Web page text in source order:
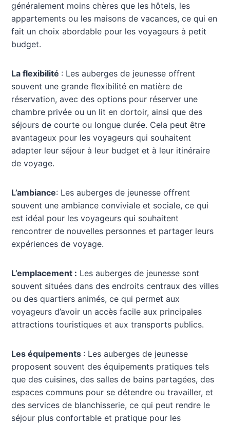
généralement moins chères que les hôtels, les
appartements ou les maisons de vacances, ce qui en
fait un choix abordable pour les voyageurs à petit
budget.
La flexibilité : Les auberges de jeunesse offrent
souvent une grande flexibilité en matière de
réservation, avec des options pour réserver une
chambre privée ou un lit en dortoir, ainsi que des
séjours de courte ou longue durée. Cela peut être
avantageux pour les voyageurs qui souhaitent
adapter leur séjour à leur budget et à leur itinéraire
de voyage.
L’ambiance: Les auberges de jeunesse offrent
souvent une ambiance conviviale et sociale, ce qui
est idéal pour les voyageurs qui souhaitent
rencontrer de nouvelles personnes et partager leurs
expériences de voyage.
L’emplacement : Les auberges de jeunesse sont
souvent situées dans des endroits centraux des villes
ou des quartiers animés, ce qui permet aux
voyageurs d’avoir un accès facile aux principales
attractions touristiques et aux transports publics.
Les équipements : Les auberges de jeunesse
proposent souvent des équipements pratiques tels
que des cuisines, des salles de bains partagées, des
espaces communs pour se détendre ou travailler, et
des services de blanchisserie, ce qui peut rendre le
séjour plus confortable et pratique pour les